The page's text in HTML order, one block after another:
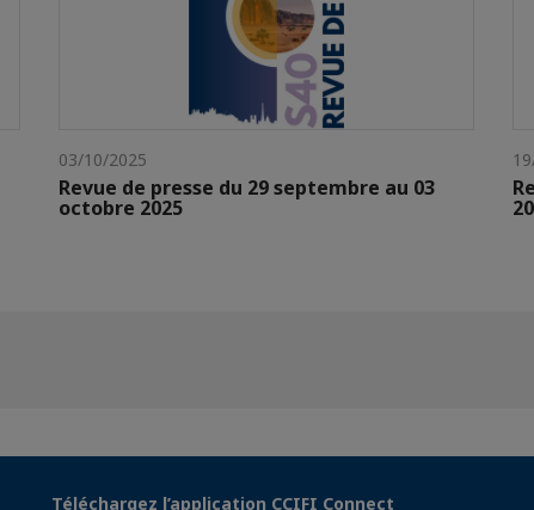
03/10/2025
Revue de presse du 29 septembre au 03
octobre 2025
Téléchargez l’application CCIFI Connect